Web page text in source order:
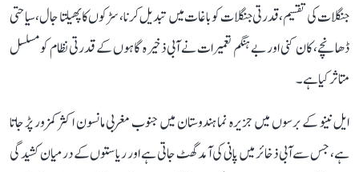
جنگلات کی تقسیم، قدرتی جنگلات کو باغات میں تبدیل کرنا، سڑکوں کا پھیلتا جال، سیاحتی
ڈھانچے، کان کنی اور بے ہنگم تعمیرات نے آبی ذخیرہ گاہوں کے قدرتی نظام کو مسلسل
متاثر کیا ہے۔
ایل نینو کے برسوں میں جزیرہ نما ہندوستان میں جنوب مغربی مانسون اکثر کمزور پڑ جاتا
ہے، جس سے آبی ذخائر میں پانی کی آمد گھٹ جاتی ہے اور ریاستوں کے درمیان کشیدگی